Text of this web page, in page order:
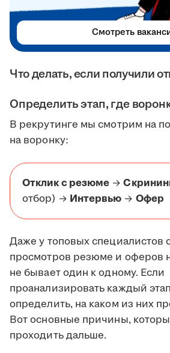
Что делать, если получили
Определить этап, где
В рекрутинге мы смотрим на
на воронку:
Отклик с резюме →
отбор) → Интервью → Офер
Даже у топовых специалистов
просмотров резюме и оферов
не бывает один к одному. Если
проанализировать каждый
определить, на каком из них
Вот основные причины,
проходить дальше.
Смотреть